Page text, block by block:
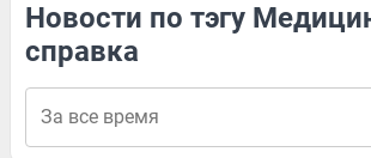
Новости по тэгу
справка